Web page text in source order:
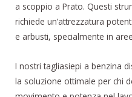
a scoppio a Prato. Questi
richiede un’attrezzatura
e arbusti, specialmente in
I nostri tagliasiepi a benzina
la soluzione ottimale per chi